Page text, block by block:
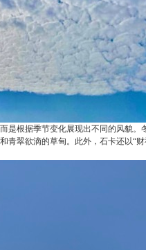
是根据季节变化展现出不同的风貌。
翠欲滴的草甸。此外，石卡还以“